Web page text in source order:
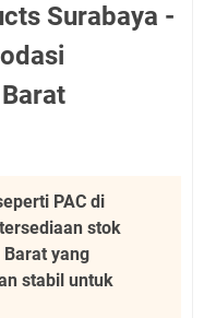
Surabaya -
PAC di
stok
yang
stabil untuk